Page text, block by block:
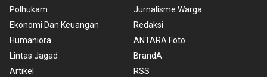
Polhukam
Ekonomi Dan Keuangan
Humaniora
Lintas Jagad
Artikel
Jurnalisme Warga
Redaksi
ANTARA Foto
BrandA
RSS